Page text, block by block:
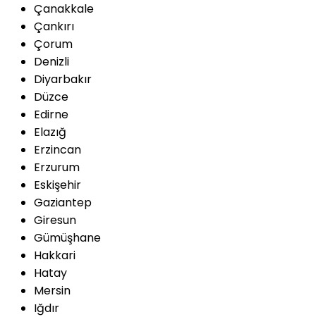
Çanakkale
Çankırı
Çorum
Denizli
Diyarbakır
Düzce
Edirne
Elazığ
Erzincan
Erzurum
Eskişehir
Gaziantep
Giresun
Gümüşhane
Hakkari
Hatay
Mersin
Iğdır